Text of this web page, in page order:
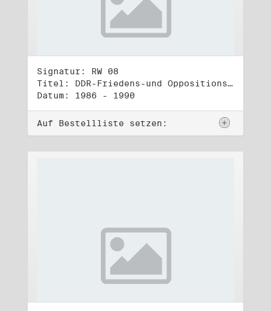
Signatur: RW 08
Titel: DDR-Friedens-und Oppositionsbewegung (1)
Datum: 1986 - 1990
Auf Bestellliste setzen: